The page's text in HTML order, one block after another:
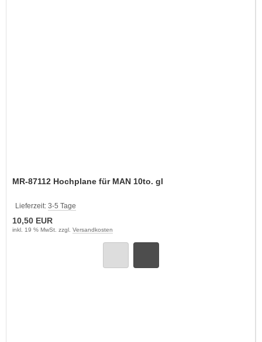
MR-87112 Hochplane für MAN 10to. gl
Lieferzeit: 3-5 Tage
10,50 EUR
inkl. 19 % MwSt. zzgl. Versandkosten